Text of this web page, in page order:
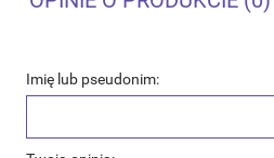
Imię lub pseudonim: